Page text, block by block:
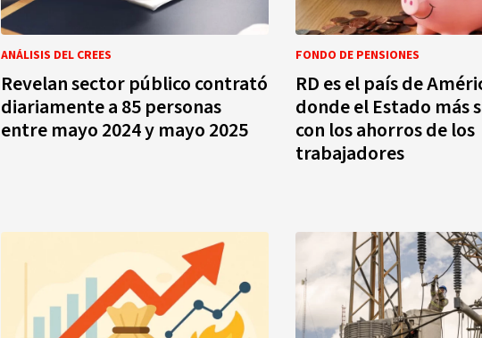
ANÁLISIS DEL CREES
Revelan sector público contrató
diariamente a 85 personas
entre mayo 2024 y mayo 2025
FONDO DE PENSIONES
RD es el país de
donde el Estado más
con los ahorros de los
trabajadores